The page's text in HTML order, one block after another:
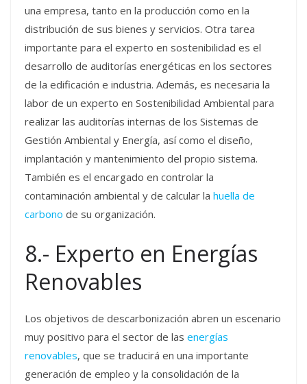
una empresa, tanto en la producción como en la
distribución de sus bienes y servicios. Otra tarea
importante para el experto en sostenibilidad es el
desarrollo de auditorías energéticas en los sectores
de la edificación e industria. Además, es necesaria la
labor de un experto en Sostenibilidad Ambiental para
realizar las auditorías internas de los Sistemas de
Gestión Ambiental y Energía, así como el diseño,
implantación y mantenimiento del propio sistema.
También es el encargado en controlar la
contaminación ambiental y de calcular la huella de
carbono de su organización.
8.- Experto en Energías
Renovables
Los objetivos de descarbonización abren un escenario
muy positivo para el sector de las energías
renovables, que se traducirá en una importante
generación de empleo y la consolidación de la